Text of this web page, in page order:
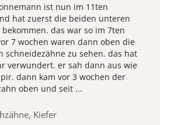
ist nun im 11ten
hat zuerst die beiden unteren
das war so im 7ten
7 wochen waren dann oben die
schneidezähne zu sehen. das hat
verwundert. er sah dann aus wie
dann kam vor 3 wochen der
oben und seit ...
Kiefer